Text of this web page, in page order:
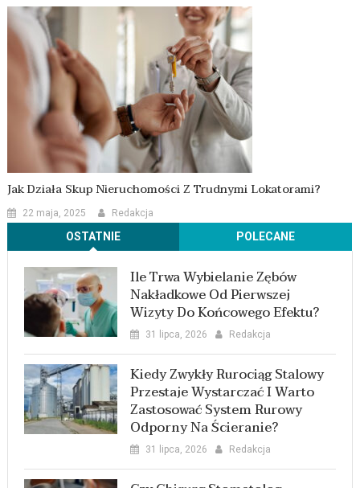
Jak Działa Skup Nieruchomości Z Trudnymi Lokatorami?
22 maja, 2025 Redakcja
OSTATNIE POLECANE
Ile Trwa Wybielanie Zębów
Nakładkowe Od Pierwszej
Wizyty Do Końcowego Efektu?
31 lipca, 2026 Redakcja
Kiedy Zwykły Rurociąg Stalowy
Przestaje Wystarczać I Warto
Zastosować System Rurowy
Odporny Na Ścieranie?
31 lipca, 2026 Redakcja